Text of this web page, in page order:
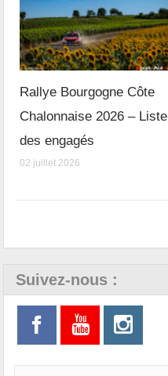
Rallye Bourgogne Côte
Chalonnaise 2026 – Liste
des engagés
02 juillet 2026
Suivez-nous :